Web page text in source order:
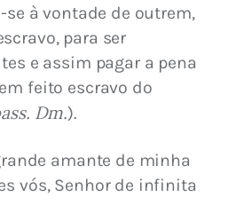
à vontade de outrem,
para ser
e assim pagar a pena
feito escravo do
Dm.).
amante de minha
vós, Senhor de infinita